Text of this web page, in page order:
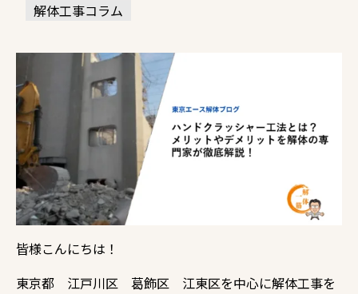
解体工事コラム
皆様こんにちは！
東京都 江戸川区 葛飾区 江東区を中心に解体工事を